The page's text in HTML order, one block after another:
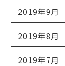
2019年9月
2019年8月
2019年7月